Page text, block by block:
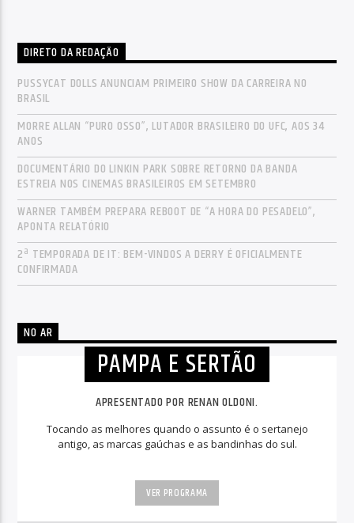
DIRETO DA REDAÇÃO
PUSSYCAT DOLLS ANUNCIAM PRIMEIRO SHOW DA CARREIRA NO
BRASIL
MORRE ALLAN “PURO OSSO”, LUTADOR BRASILEIRO DO UFC, AOS 34
ANOS
DOCUMENTÁRIO DO LINKIN PARK SOBRE RETORNO DA BANDA
ESTREIA NOS CINEMAS BRASILEIROS EM SETEMBRO
WARNER TAMBÉM PREPARA REBOOT DE “A HORA DO PESADELO”,
APONTA RELATÓRIO
2ª TEMPORADA DE IT: BEM-VINDOS A DERRY É OFICIALMENTE
CONFIRMADA
NO AR
PAMPA E SERTÃO
APRESENTADO POR RENAN OLDONI.
Tocando as melhores quando o assunto é o sertanejo
antigo, as marcas gaúchas e as bandinhas do sul.
VER PROGRAMA